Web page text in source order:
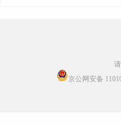
京公网安备